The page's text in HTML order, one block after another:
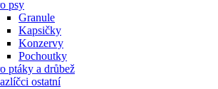
psy
Granule
Kapsičky
Konzervy
Pochoutky
ptáky a drůbež
ostatní